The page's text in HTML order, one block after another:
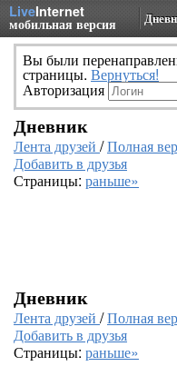
LiveInternet
мобильная версия
Вы были
страницы. Вернуться!
Авторизация
Дневник
Лента друзей /Полная
Добавить в друзья
Страницы: раньше»
Дневник
Лента друзей /Полная
Добавить в друзья
Страницы: раньше»